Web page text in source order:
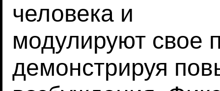
человека и
модулируют свое
демонстрируя